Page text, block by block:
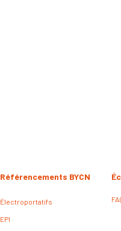
Référencements BYCN
Électroportatifs
EPI